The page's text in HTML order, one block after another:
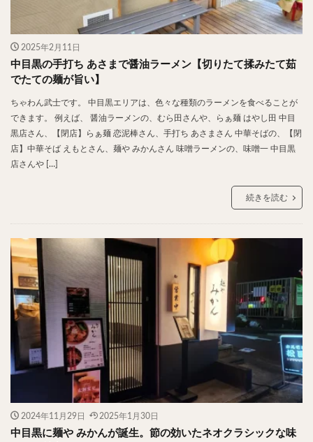
2025年2月11日
中目黒の手打ち あさまで醤油ラーメン【切りたて揉みたて茹
でたての麺が旨い】
ちゃわん武士です。 中目黒エリアは、色々な種類のラーメンを食べることが
できます。 例えば、 醤油ラーメンの、むら田さんや、らぁ麺 はやし田 中目
黒店さん、【閉店】らぁ麺 恋泥棒さん、手打ち あさまさん 中華そばの、【閉
店】中華そば えもとさん、麺や みかんさん 味噌ラーメンの、味噌一 中目黒
店さんや […]
続きを読む
2024年11月29日 2025年1月30日
中目黒に麺や みかんが誕生。節の効いたネオクラシックな味
ラム肉 ステーキ ハンバーグ
しゃぶしゃぶ 唐揚げ チキン南蛮 生姜焼き
牛かつ
焼きとん とりかつ メンチカツ 焼き鳥
牡蠣 かつお節 ふかひれ
丼物 海鮮丼 天丼 かつ丼 親子丼
豚丼 鰻丼 ローストビーフ丼 えびめし
麻婆豆腐
ソルロンタン ダルバート ビリヤニ ミールス
お好み焼き 広島焼き パン
ハンバーガー ホットドッグ
サンドイッチ フルーツサンド タマゴサンド
ケーキ パンケーキ アイス プリン
パフェ たい焼き 豆花 バインミー
アボカド とろろ ナシゴレン
パエリア カフェ 珈琲 紅茶
お茶 タピオカ チーズティー フルーツティー
スムージー ワイン レモンサワー ワンコイン